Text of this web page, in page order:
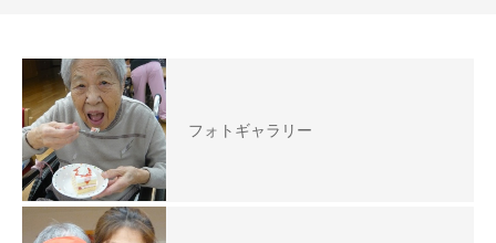
フォトギャラリー